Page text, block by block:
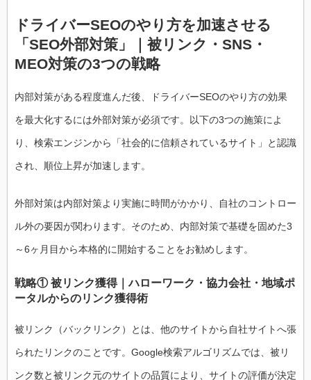
ドライバーSEOのやり方を加速させる
「SEO外部対策」｜被リンク・SNS・
MEO対策の3つの戦略
内部対策がある程度進んだ後、ドライバーSEOのやり方の効果
を最大化するには外部対策が必須です。以下の3つの施策によ
り、検索エンジンから「社会的に信頼されているサイト」と認識
され、順位上昇が加速します。
外部対策は内部対策より実施に時間がかかり、自社のコントロー
ル外の要因が関わります。そのため、内部対策で基礎を固めた3
～6ヶ月目から本格的に開始することをお勧めします。
戦略① 被リンク獲得｜ハローワーク・協力会社・地域ポ
ータルからのリンク獲得術
被リンク（バックリンク）とは、他のサイトから自社サイトへ張
られたリンクのことです。Google検索アルゴリズムでは、被リ
ンク数と被リンク元のサイトの品質により、サイトの評価が決定